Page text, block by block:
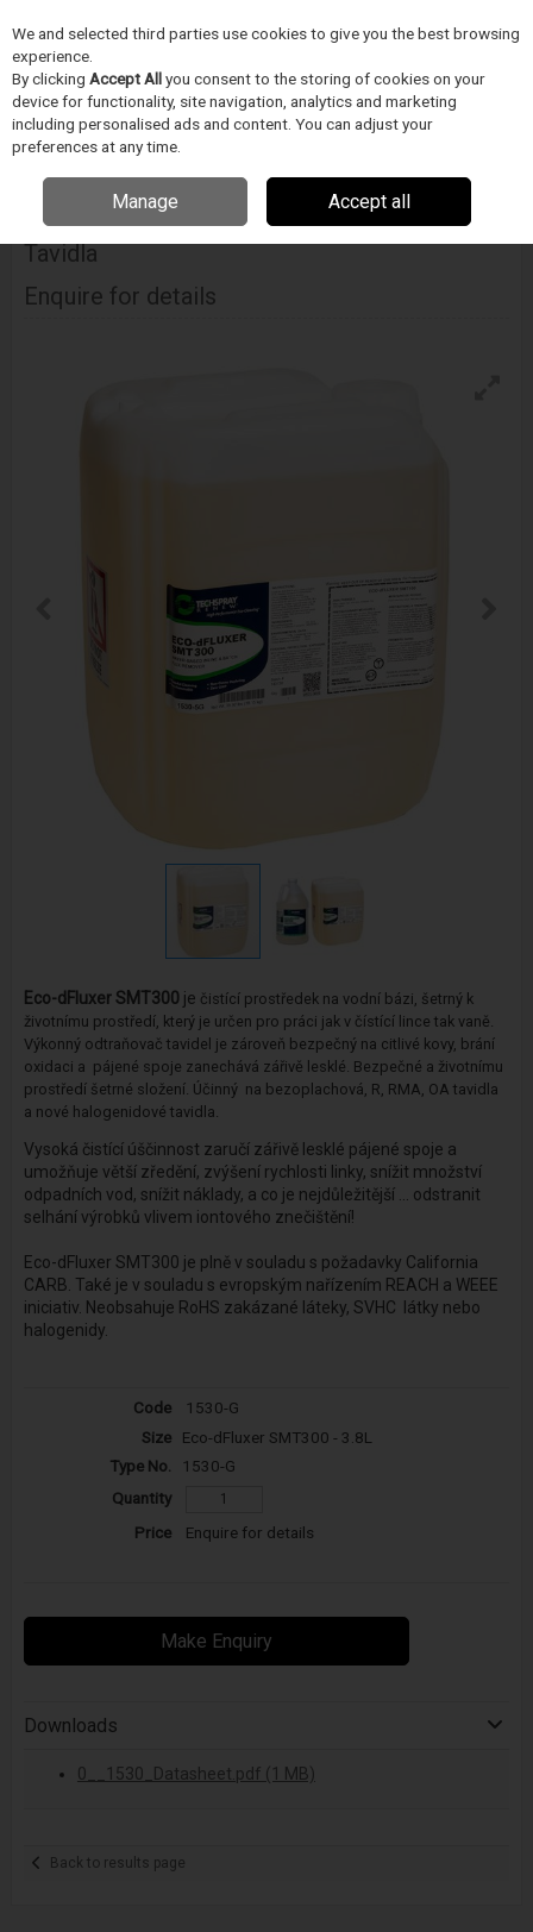
Skip to content
Menu
Home DODAVATELÉ
Techspray Eco-D Fluxer Smt300 Odstranovač
Tavidla
Enquire for details
Eco-dFluxer SMT300je čistící prostředek na vodní bázi, šetrný k
životnímu prostředí, který je určen pro práci jak v čístící lince tak vaně.
Výkonný odtraňovač tavidel je zároveň bezpečný na citlivé kovy, brání
oxidaci a pájené spoje zanechává zářivě lesklé. Bezpečné a životnímu
prostředí šetrné složení. Účinný na bezoplachová, R, RMA, OA tavidla
a nové halogenidové tavidla.
Vysoká čistící úščinnost zaručí zářivělesklé pájené spoje a
umožňuje větší zředění, zvýšení rychlosti linky, snížit množství
odpadních vod, snížit náklady, a co je nejdůležitější ... odstranit
selhání výrobků vlivem iontového znečištění!
Eco-dFluxer SMT300 je plně v souladu s požadavky California
CARB. Také je v souladu s evropským nařízením REACH a WEEE
iniciativ. Neobsahuje RoHS zakázané láteky, SVHC látky nebo
halogenidy.
1530-G
Eco-dFluxer SMT300 - 3.8L
1530-G
Enquire for details
Make Enquiry
Downloads
0__1530_Datasheet.pdf (1 MB)
Back to results page
We and selected third parties use cookies to give you the best browsing
experience.
By clicking Accept Allyou consent to the storing of cookies on your
device for functionality, site navigation, analytics and marketing
including personalised ads and content. You can adjust your
preferences at any time.
Manage Accept all